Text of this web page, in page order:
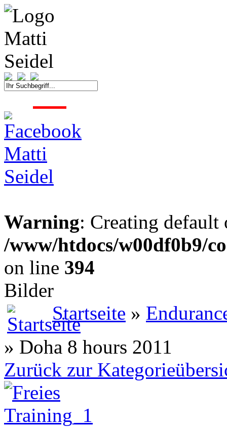
Warning: Creating
/www/htdocs/w00df0b9/
on line 394
Bilder
Startseite »
» Doha 8 hours 2011
Zurück zur